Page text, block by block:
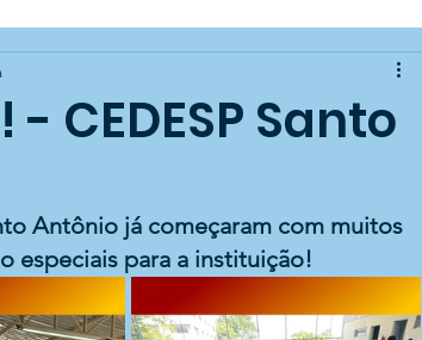
CEDESP Santo
Antônio já começaram com muitos
especiais para a instituição!